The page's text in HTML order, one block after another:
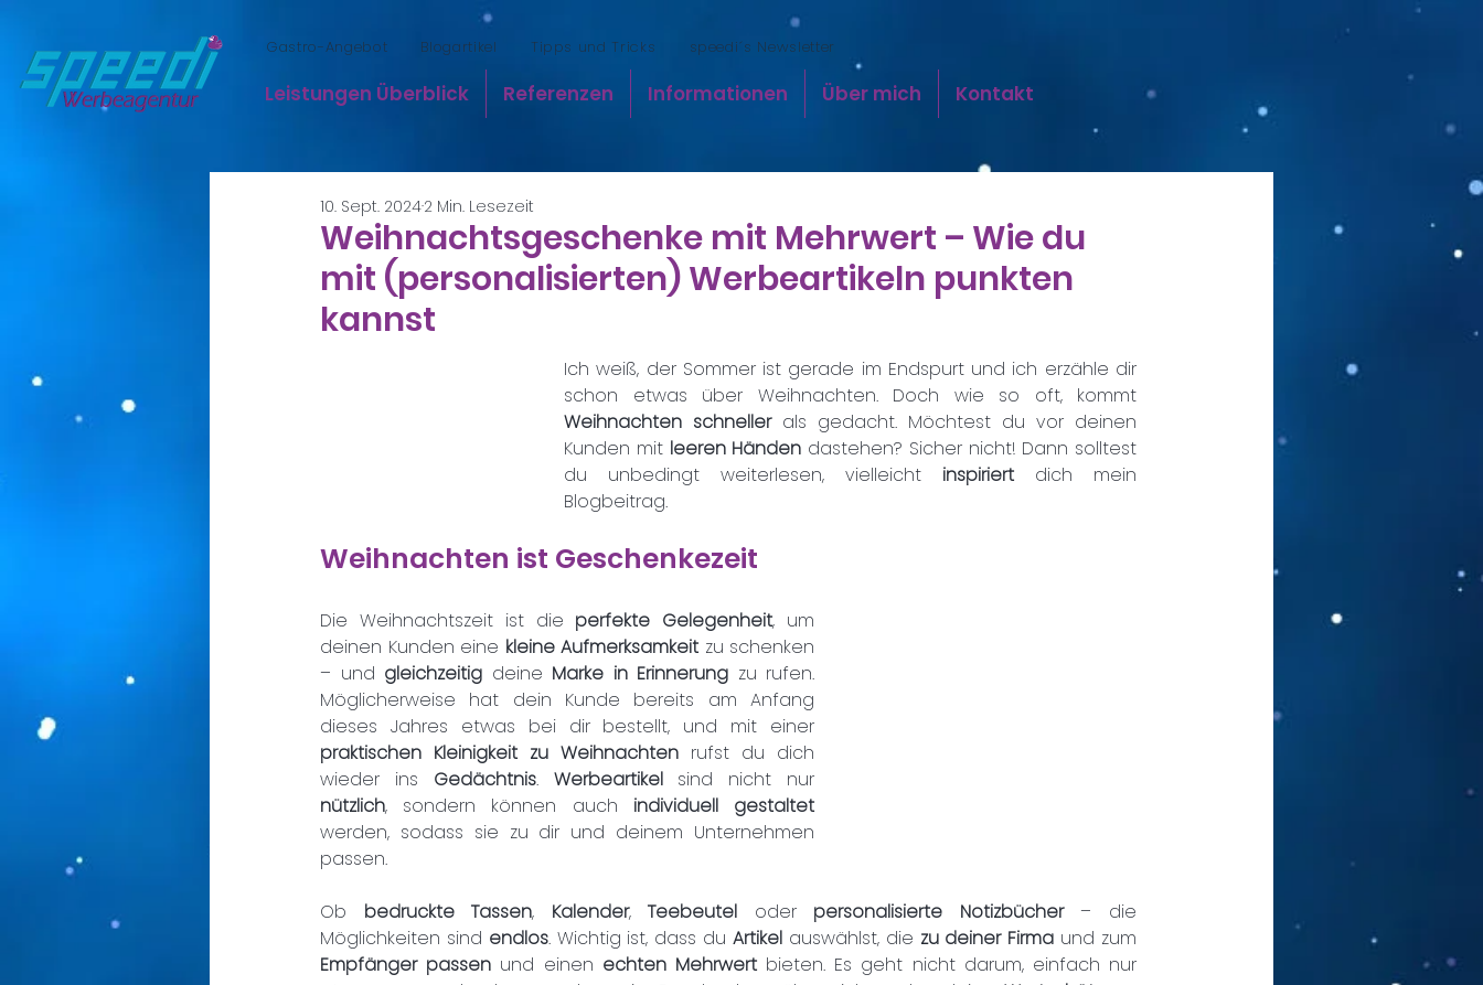
Gastro-Angebot Blogartikel Tipps und Tricks speedi´s Newsletter
Leistungen Überblick Referenzen Informationen Über mich Kontakt
Weihnachtsgeschenke mit Mehrwert – Wie du
mit (personalisierten) Werbeartikeln punkten
kannst
10. Sept. 20242 Min. Lesezeit
Ich weiß, der Sommer ist gerade im Endspurt und ich erzähle dir
Weihnachten schneller als gedacht. Möchtest du vor deinen
Kunden mit leeren Händen dastehen? Sicher nicht! Dann solltest
du unbedingt weiterlesen, vielleicht inspiriert dich mein
Blogbeitrag.
Weihnachten ist Geschenkezeit
Die Weihnachtszeit ist die perfekte Gelegenheit, um
deinen Kunden eine kleine Aufmerksamkeit zu schenken
– und gleichzeitig deine Marke in Erinnerung zu rufen.
Möglicherweise hat dein Kunde bereits am Anfang
praktischen Kleinigkeit zu Weihnachten rufst du dich
wieder ins Gedächtnis. Werbeartikel
nützlich, sondern können auch individuell gestaltet
werden, sodass sie zu dir und deinem Unternehmen
passen.
Ob bedruckte Tassen, Kalender, Teebeutel oder personalisierte Notizbücher – die
Möglichkeiten sind endlos. Wichtig ist, dass du Artikel auswählst, die zu deiner Firma
Empfänger passen und einen echten Mehrwert bieten. Es geht nicht darum, einfach nur